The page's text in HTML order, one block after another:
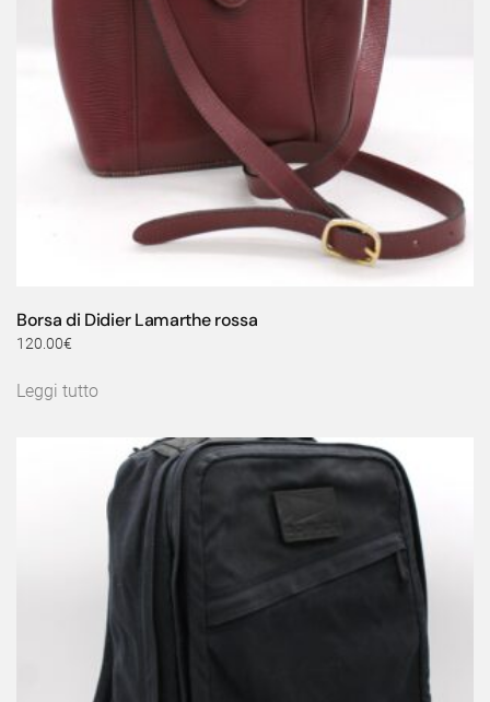
Borsa di Didier Lamarthe rossa
120.00€
Leggi tutto